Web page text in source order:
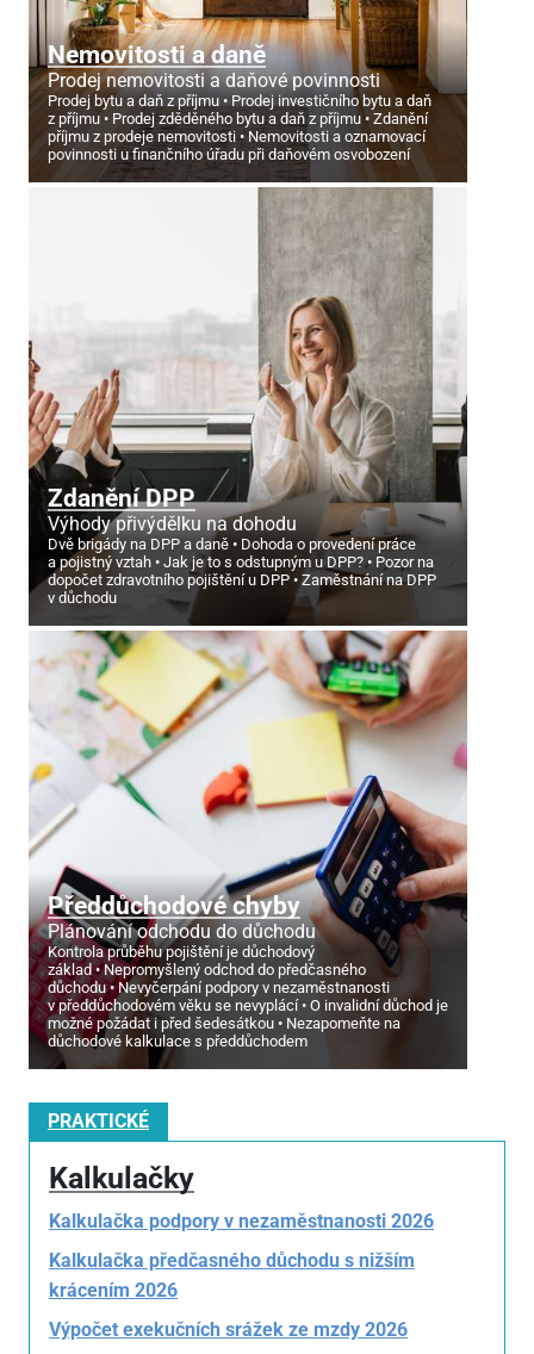
Nemovitosti a daně
Prodej nemovitosti a daňové povinnosti
Prodej bytu a daň z příjmu
Prodej investičního bytu a daň
z příjmu
Prodej zděděného bytu a daň z příjmu
Zdanění
příjmu z prodeje nemovitosti
Nemovitosti a oznamovací
povinnosti u finančního úřadu při daňovém osvobození
Zdanění DPP
Výhody přivýdělku na dohodu
Dvě brigády na DPP a daně
Dohoda o provedení práce
a pojistný vztah
Jak je to s odstupným u DPP?
Pozor na
dopočet zdravotního pojištění u DPP
Zaměstnání na DPP
v důchodu
Předdůchodové chyby
Plánování odchodu do důchodu
Kontrola průběhu pojištění je důchodový
základ
Nepromyšlený odchod do předčasného
důchodu
Nevyčerpání podpory v nezaměstnanosti
v předdůchodovém věku se nevyplácí
O invalidní důchod je
možné požádat i před šedesátkou
Nezapomeňte na
důchodové kalkulace s předdůchodem
PRAKTICKÉ
Kalkulačky
Kalkulačka podpory v nezaměstnanosti 2026
Kalkulačka předčasného důchodu s nižším
krácením 2026
Výpočet exekučních srážek ze mzdy 2026